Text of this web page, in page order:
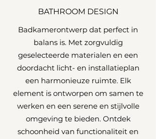
BATHROOM DESIGN
Badkamerontwerp dat perfect in
balans is. Met zorgvuldig
geselecteerde materialen en een
doordacht licht- en installatieplan
een harmonieuze ruimte. Elk
element is ontworpen om samen te
werken en een serene en stijlvolle
omgeving te bieden. Ontdek
schoonheid van functionaliteit en